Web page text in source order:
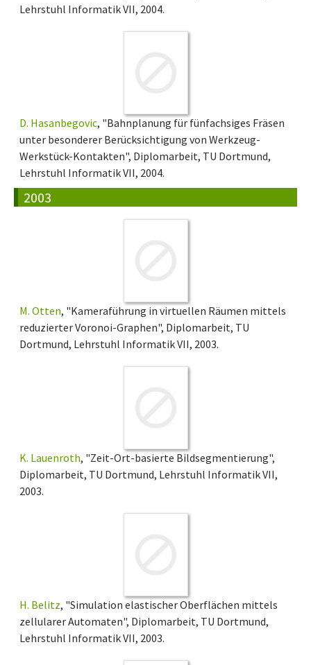
Lehrstuhl Informatik VII, 2004.
D. Hasanbegovic, "Bahnplanung für fünfachsiges Fräsen
unter besonderer Berücksichtigung von Werkzeug-
Werkstück-Kontakten", Diplomarbeit, TU Dortmund,
Lehrstuhl Informatik VII, 2004.
2003
M. Otten, "Kameraführung in virtuellen Räumen mittels
reduzierter Voronoi-Graphen", Diplomarbeit, TU
Dortmund, Lehrstuhl Informatik VII, 2003.
K. Lauenroth, "Zeit-Ort-basierte Bildsegmentierung",
Diplomarbeit, TU Dortmund, Lehrstuhl Informatik VII,
2003.
H. Belitz, "Simulation elastischer Oberflächen mittels
zellularer Automaten", Diplomarbeit, TU Dortmund,
Lehrstuhl Informatik VII, 2003.